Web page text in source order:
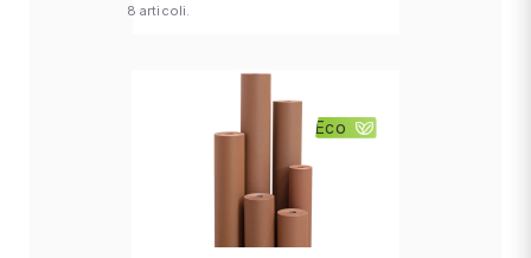
8 articoli.
Eco